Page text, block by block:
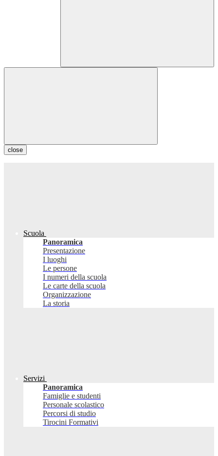
close
Scuola
Panoramica
Presentazione
I luoghi
Le persone
I numeri della scuola
Le carte della scuola
Organizzazione
La storia
Servizi
Panoramica
Famiglie e studenti
Personale scolastico
Percorsi di studio
Tirocini Formativi